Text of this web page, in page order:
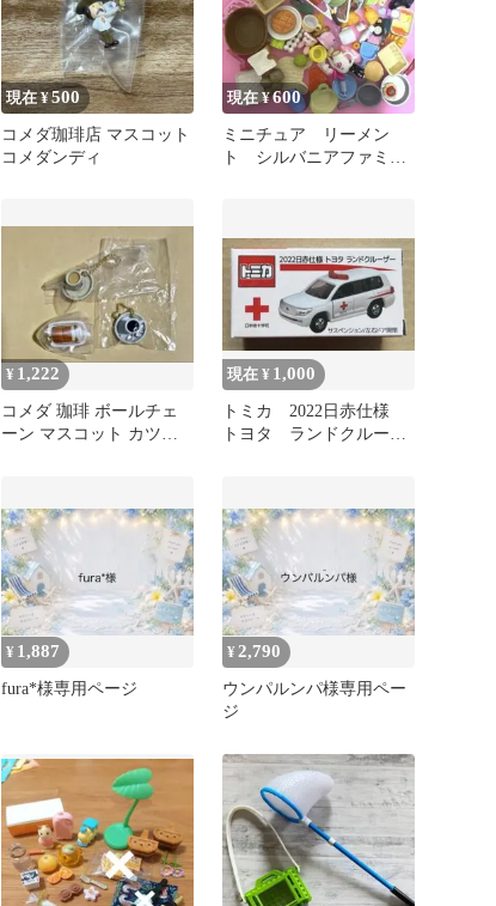
現在 ¥500
コメダ珈琲店 マスコット
コメダンディ
現在 ¥600
ミニチュア リーメン
ト シルバニアファミリ
¥ 1,222
コメダ 珈琲 ボールチェ
ーン マスコット カツパ
現在 ¥ 1,000
トミカ 2022日赤仕様
トヨタ ランドクルーザ
¥ 1,887
fura*様専用ページ
¥2,790
ウンパルンパ様専用ペー
ジ